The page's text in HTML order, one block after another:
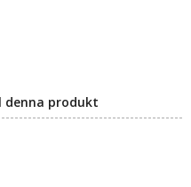
denna produkt